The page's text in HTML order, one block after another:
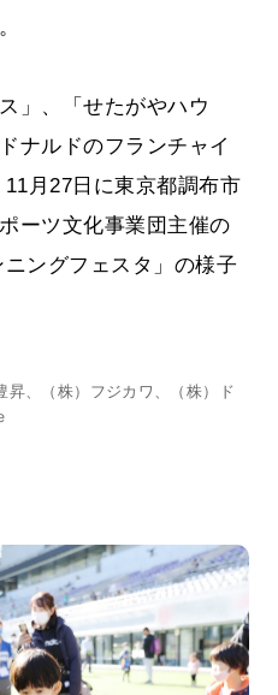
」、「せたがやハウ
ナルドのフランチャイ
月27日に東京都調布市
ーツ文化事業団主催の
ニングフェスタ」の様子
昇、（株）フジカワ、（株）ド